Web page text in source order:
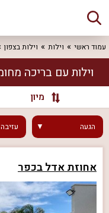
עמוד ראשי וילות וילות בצפון
וילות עם בריכה
מיון
הגעה עזיבה
אחוזת אדל בכפר